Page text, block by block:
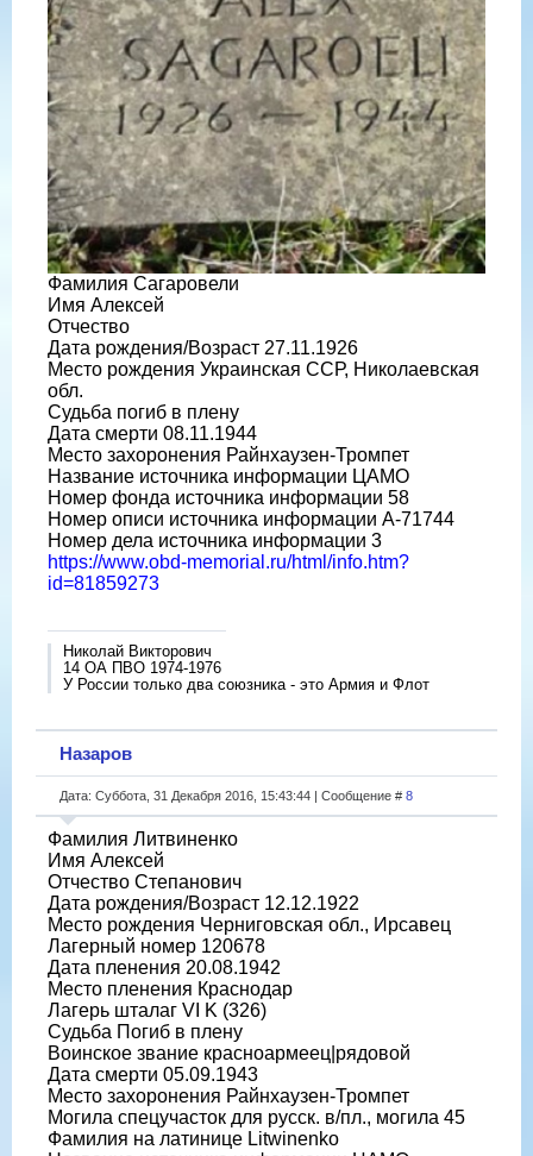
Фамилия Сагаровели
Имя Алексей
Отчество
Дата рождения/Возраст 27.11.1926
Место рождения Украинская ССР, Николаевская
обл.
Судьба погиб в плену
Дата смерти 08.11.1944
Место захоронения Райнхаузен-Тромпет
Название источника информации ЦАМО
Номер фонда источника информации 58
Номер описи источника информации A-71744
Номер дела источника информации 3
https://www.obd-memorial.ru/html/info.htm?
id=81859273
Николай Викторович
14 ОА ПВО 1974-1976
У России только два союзника - это Армия и Флот
Назаров
Дата: Суббота, 31 Декабря 2016, 15:43:44 | Сообщение # 8
Фамилия Литвиненко
Имя Алексей
Отчество Степанович
Дата рождения/Возраст 12.12.1922
Место рождения Черниговская обл., Ирсавец
Лагерный номер 120678
Дата пленения 20.08.1942
Место пленения Краснодар
Лагерь шталаг VI K (326)
Судьба Погиб в плену
Воинское звание красноармеец|рядовой
Дата смерти 05.09.1943
Место захоронения Райнхаузен-Тромпет
Могила спецучасток для русск. в/пл., могила 45
Фамилия на латинице Litwinenko